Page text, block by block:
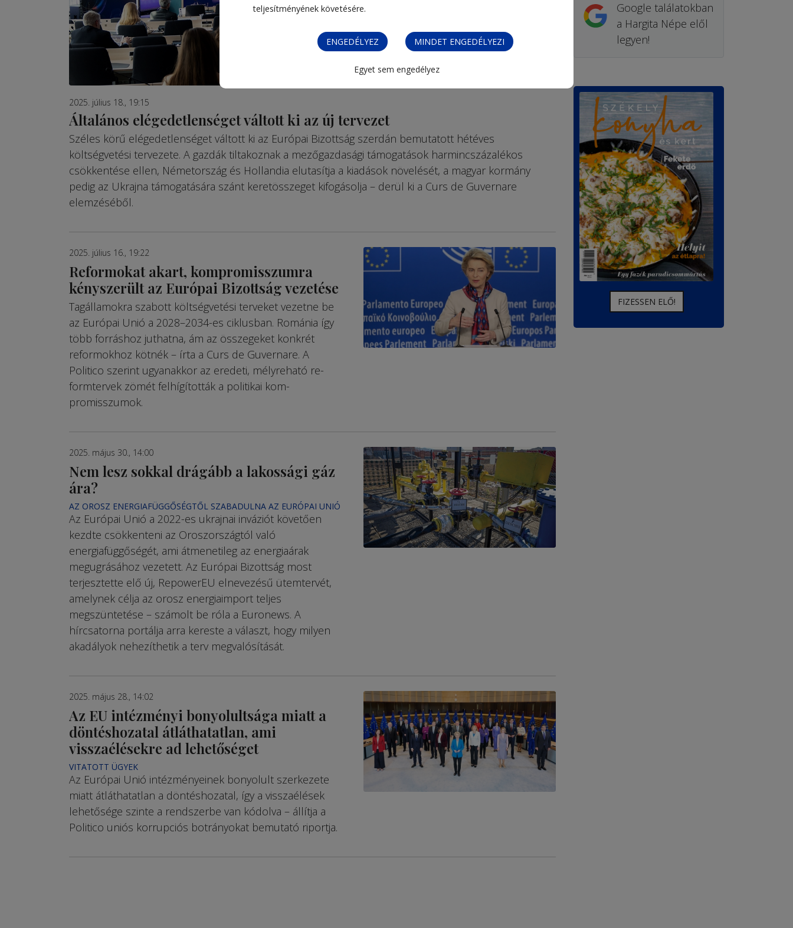
teljesítményének követésére.
ENGEDÉLYEZ MINDET ENGEDÉLYEZI
Egyet sem engedélyez
2025. július 18., 19:15
Általános elégedetlenséget váltott ki az új tervezet
Széles körű elégedetlenséget váltott ki az Európai Bizottság szerdán bemutatott hétéves
költségvetési tervezete. A gazdák tiltakoznak a mezőgazdasági támogatások harmincszázalékos
csökkentése ellen, Németország és Hollandia elutasítja a kiadások növelését, a magyar kormány
pedig az Ukrajna támogatására szánt keretösszeget kifogásolja – derül ki a Curs de Guvernare
elemzéséből.
2025. július 16., 19:22
Reformokat akart, kompromisszumra
kényszerült az Európai Bizottság vezetése
Tagállamokra szabott költ­ségvetési terveket vezetne be
az Európai Unió a 2028–2034-es cik­­lusban. Románia így
több forráshoz juthatna, ám az összegeket konk­rét
reformokhoz köt­nék – írta a Curs de Gu­vernare. A
Politico szerint ugyanakkor az eredeti, mélyreható re­
form­tervek zömét fel­hí­gították a politikai kom­
promisszumok.
2025. május 30., 14:00
Nem lesz sokkal drágább a lakossági gáz
ára?
AZ OROSZ ENERGIAFÜGGŐSÉGTŐL SZABADULNA AZ EURÓPAI UNIÓ
Az Európai Unió a 2022-es ukrajnai inváziót követően
kezdte csökkenteni az Oroszországtól való
energiafüggőségét, ami átmenetileg az energiaárak
megugrásához vezetett. Az Európai Bizottság most
terjesztette elő új, RepowerEU elnevezésű ütemtervét,
amelynek célja az orosz energiaimport teljes
megszüntetése – számolt be róla a Euronews. A
hírcsatorna portálja arra kereste a választ, hogy milyen
akadályok nehezíthetik a terv megvalósítását.
2025. május 28., 14:02
Az EU intézményi bonyolultsága miatt a
döntéshozatal átláthatatlan, ami
visszaélésekre ad lehetőséget
VITATOTT ÜGYEK
Az Európai Unió intézményeinek bonyolult szerkezete
miatt átláthatatlan a döntéshozatal, így a visszaélések
lehetősége szinte a rendszerbe van kódolva – állítja a
Politico uniós korrupciós botrányokat bemutató riportja.
Google találatokban
a Hargita Népe elől
legyen!
FIZESSEN ELŐ!
FIZESSEN ELŐ!